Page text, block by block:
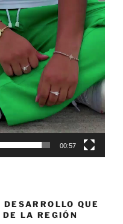
00:57
QUE
LA REGIÓN